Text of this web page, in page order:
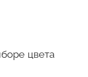
цвета